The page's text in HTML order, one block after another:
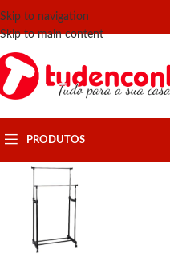
Skip to navigation
Skip to main content
PRODUTOS